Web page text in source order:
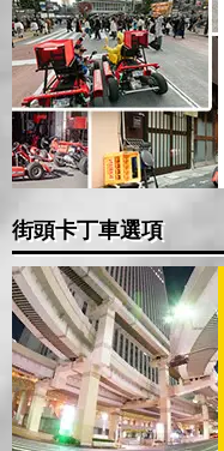
街頭卡丁車選項